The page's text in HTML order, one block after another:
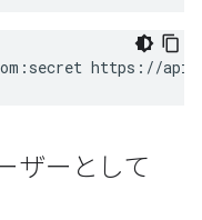
https://
ザーとして